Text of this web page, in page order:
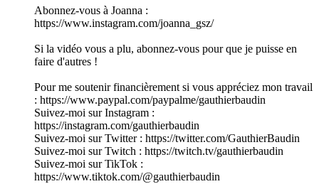
Abonnez-vous à Joanna :
https://www.instagram.com/joanna_gsz/
Si la vidéo vous a plu, abonnez-vous pour que je puisse en
faire d'autres !
Pour me soutenir financièrement si vous appréciez mon travail
: https://www.paypal.com/paypalme/gauthierbaudin
Suivez-moi sur Instagram :
https://instagram.com/gauthierbaudin
Suivez-moi sur Twitter : https://twitter.com/GauthierBaudin
Suivez-moi sur Twitch : https://twitch.tv/gauthierbaudin
Suivez-moi sur TikTok :
https://www.tiktok.com/@gauthierbaudin